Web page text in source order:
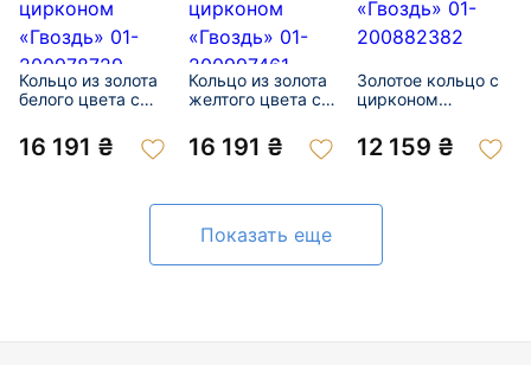
Кольцо из золота
белого цвета с
«Гвоздь» 01-
200978729
16 191 ₴
Кольцо из золота
желтого цвета с
«Гвоздь» 01-
200997461
16 191 ₴
Золотое кольцо с
цирконом
200882382
12 159 ₴
Показать еще